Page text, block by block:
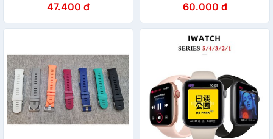
phong cách thể thao nhiều
màu 18mm – Dây silicon
47.400 đ 60.000 đ